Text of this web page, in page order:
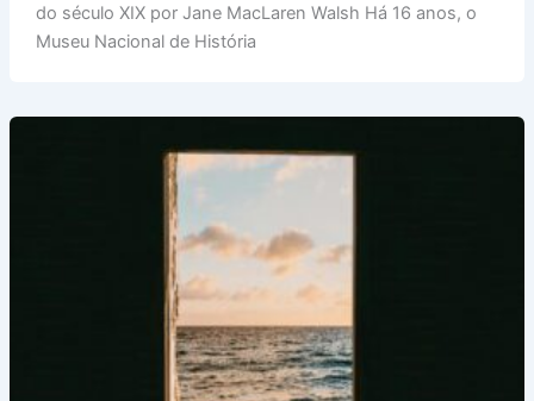
do século XIX por Jane MacLaren Walsh Há 16 anos, o
Museu Nacional de História